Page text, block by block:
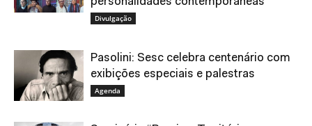
Divulgação
Pasolini: Sesc celebra centenário com
exibições especiais e palestras
Agenda